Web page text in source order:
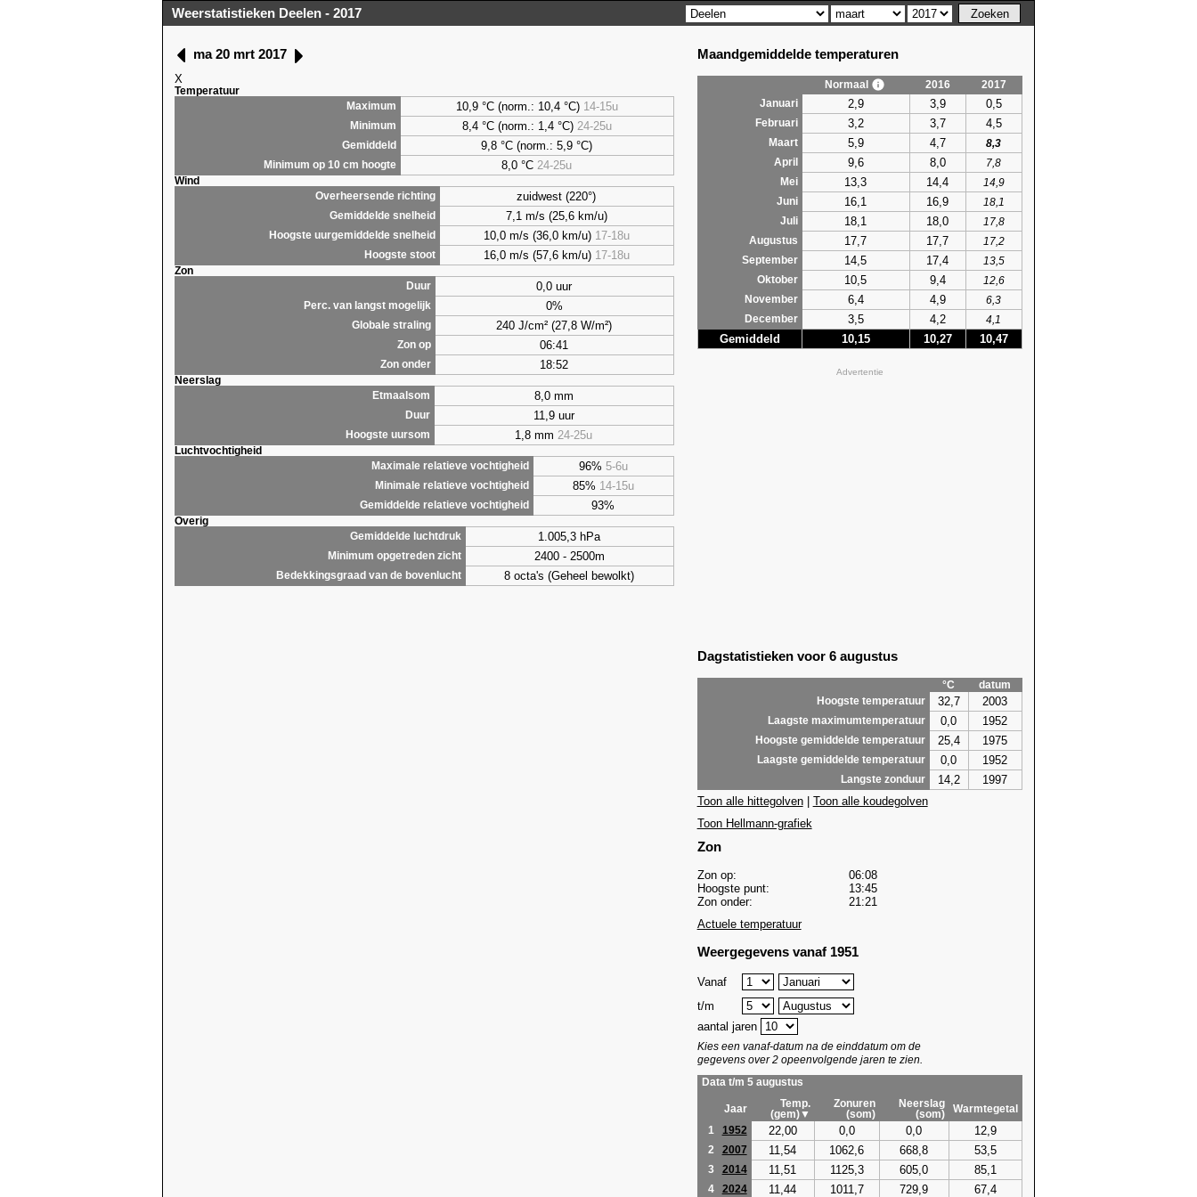
Weerstatistieken Deelen - 2017
ma 20 mrt 2017
X
Temperatuur
Maximum
10,9 °C (norm.: 10,4 °C) 14-15u
Minimum 8,4°C (norm.: 1,4 °C) 24-25u
Gemiddeld 9,8 °C (norm.: 5,9 °C)
Minimum op 10 cm hoogte 8,0 °C 24-25u
Wind
Overheersende richting
zuidwest (220°)
Gemiddelde snelheid 7,1 m/s (25,6 km/u)
Hoogste uurgemiddelde snelheid 10,0 m/s (36,0 km/u) 17-18u
Hoogste stoot 16,0 m/s (57,6 km/u) 17-18u
Zon
Duur
0,0 uur
Perc. van langst mogelijk 0%
Globale straling 240 J/cm² (27,8 W/m²)
Zon op 06:41
Zon onder 18:52
Neerslag
Etmaalsom
8,0 mm
Duur 11,9 uur
Hoogste uursom 1,8 mm 24-25u
Luchtvochtigheid
Maximale relatieve vochtigheid
96% 5-6u
Minimale relatieve vochtigheid 85% 14-15u
Gemiddelde relatieve vochtigheid 93%
Overig
Gemiddelde luchtdruk
1.005,3 hPa
Minimum opgetreden zicht 2400 - 2500m
Bedekkingsgraad van de bovenlucht 8 octa's (Geheel bewolkt)
Maandgemiddelde temperaturen
Normaal 2016
2017
Januari
2,9 3,9 0,5
Februari 3,2 3,7 4,5
Maart 5,9 4,7
8,3
April
9,6 8,0
7,8
Mei
13,3 14,4
14,9
Juni
16,1 16,9
18,1
Juli
18,1 18,0
17,8
Augustus
17,7 17,7
17,2
September
14,5 17,4
13,5
Oktober
10,5 9,4
12,6
November
6,4 4,9
6,3
December
3,5 4,2 4,1
Gemiddeld 10,15 10,27 10,47
Advertentie
Dagstatistieken voor 6 augustus
°C
datum
Hoogste temperatuur
32,7 2003
Laagste maximumtemperatuur 0,0 1952
Hoogste gemiddelde temperatuur 25,4 1975
Laagste gemiddelde temperatuur 0,0 1952
Langste zonduur 14,2
1997
Toon alle hittegolven| Toon alle koudegolven
Toon Hellmann-grafiek
Zon
Zon op:
06:08
Hoogste punt:
13:45
Zon onder:
21:21
Actuele temperatuur
Weergegevens vanaf 1951
Vanaf
t/m
aantal jaren
Kies een vanaf-datum na de einddatum om de
gegevens over 2 opeenvolgende jaren te zien.
Data t/m 5 augustus
Jaar
Temp.
(gem)▼
Zonuren
(som)
Neerslag
(som)
Warmtegetal
1
1952 22,00 0,0 0,0 12,9
2 2007 11,54 1062,6 668,8 53,5
3 2014 11,51 1125,3 605,0 85,1
4 2024 11,44 1011,7 729,9 67,4